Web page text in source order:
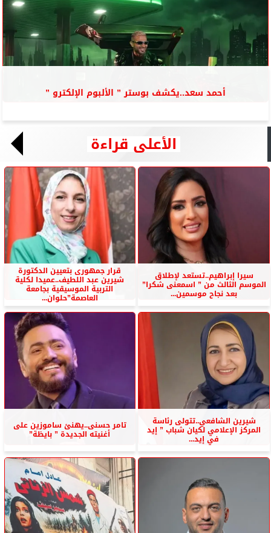
أحمد سعد..يكشف بوستر ” الألبوم الإلكترو ”
الأعلى قراءة
سيرا إبراهيم..تستعد لإطلاق
الموسم الثالث من ” اسمعنى شكرا”
بعد نجاح موسمين...
قرار جمهورى بتعيين الدكتورة
شيرين عبد اللطيف..عميدا لكلية
التربية الموسيقية بجامعة
العاصمة”حلوان...
شيرين الشافعي..تتولى رئاسة
المركز الإعلامي لكيان شباب ” إيد
في إيد...
تامر حسنى..يهنئ ساموزين على
أغنيته الجديدة ” بايظة”